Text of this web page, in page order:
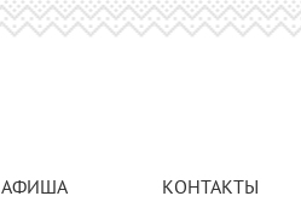
АФИША КОНТАКТЫ